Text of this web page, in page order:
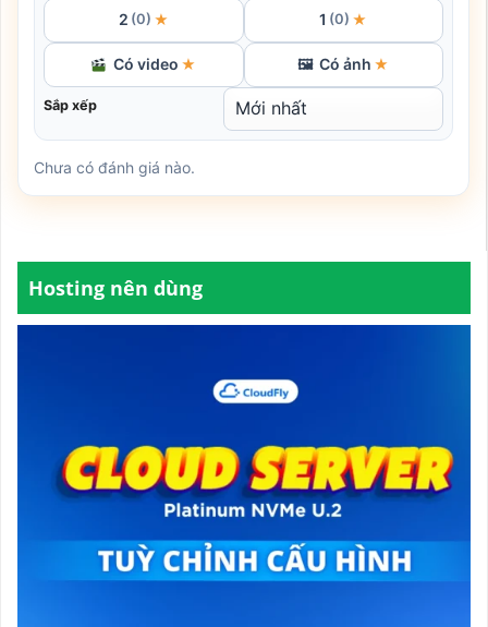
2 (0) ★ 1 (0) ★
Có video ★ 🖼 Có ảnh ★
Sắp xếp
Chưa có đánh giá nào.
Hosting nên dùng